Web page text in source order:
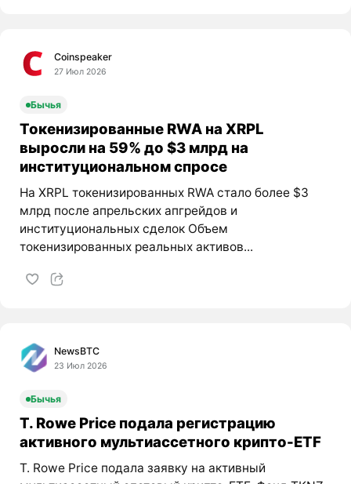
Coinspeaker
27 Июл 2026
Бычья
Токенизированные RWA на XRPL
выросли на 59% до $3 млрд на
институциональном спросе
На XRPL токенизированных RWA стало более $3
млрд после апрельских апгрейдов и
институциональных сделок Объем
токенизированных реальных активов...
NewsBTC
23 Июл 2026
Бычья
T. Rowe Price подала регистрацию
активного мультиассетного крипто-ETF
T. Rowe Price подала заявку на активный